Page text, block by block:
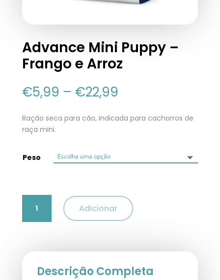
Advance Mini Puppy –
Frango e Arroz
€5,99 – €22,99
Ração seca para cão, indicada para cachorros de
raça mini.
Peso
Quantidade
Advance
Frango
Adicionar
Descrição Completa